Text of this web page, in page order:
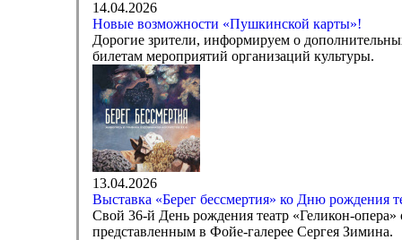
14.04.2026
Новые возможности «Пушкинской карты»!
Дорогие зрители, информируем о
билетам мероприятий организаций культуры.
13.04.2026
Выставка «Берег бессмертия» ко Дню рождения
Свой 36-й День рождения театр «Геликон-
представленным в Фойе-галерее Сергея Зимина.